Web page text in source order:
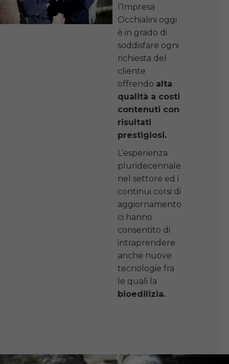
l’Impresa
Occhialini oggi
è in grado di
soddisfare ogni
richiesta del
cliente
offrendo alta
qualità a costi
contenuti con
risultati
prestigiosi.
L’esperienza
pluridecennale
nel settore ed i
continui corsi di
aggiornamento
ci hanno
consentito di
intraprendere
anche nuove
tecnologie fra
le quali la
bioedilizia.